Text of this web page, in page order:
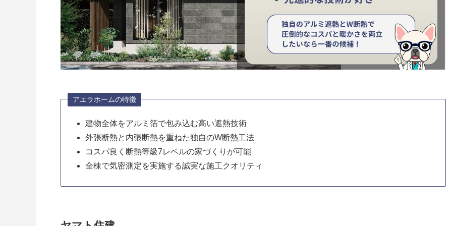
アエラホームの特徴
建物全体をアルミ箔で包み込む高い遮熱技術
外張断熱と内張断熱を重ねた独自のW断熱工法
コスパ良く断熱等級7レベルの家づくりが可能
全棟で気密測定を実施する誠実な施工クオリティ